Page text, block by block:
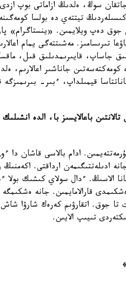
سوڭ، ەلدىڭ ازاماتى بوپ
تيتتەي دە بولسا
دەپ ويلايمىن. «ينستاگرام»
تىرىسامىز. مەشىتتەگى يمام
جاساپ، قايىرىمدىلىق قىل،
جاناشىر اعالارىم،
قيمىلداپ، ءبىر- بىرىمىزگە
باعالايسىز با، الدە
ادام بالاسى قاشان دا
ادىلەتتىگىمەن ارداقتى. اكەمنىڭ
الاسىڭ. ءدال سولاي كىشىك بولا
قارالامايمىن. جانە
تا جوق. اتقارۋىم كەرەك شارۋا
تىيىپ الايىن.